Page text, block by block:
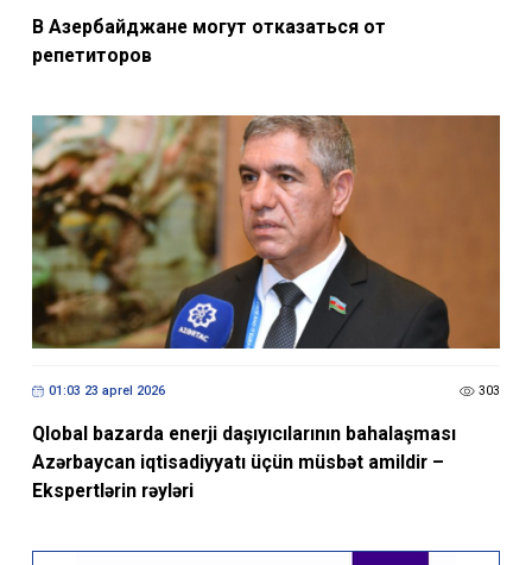
В Азербайджане могут отказаться от
репетиторов
01:03 23 aprel 2026 303
Qlobal bazarda enerji daşıyıcılarının bahalaşması
Azərbaycan iqtisadiyyatı üçün müsbət amildir –
Ekspertlərin rəyləri